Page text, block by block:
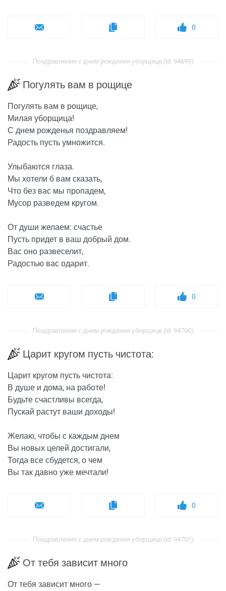
0
Поздравления с днем рождения уборщице (id: 94699)
Погулять вам в рощице
Погулять вам в рощице,
Милая уборщица!
С днем рожденья поздравляем!
Радость пусть умножится.
Улыбаются глаза.
Мы хотели б вам сказать,
Что без вас мы пропадем,
Мусор разведем кругом.
От души желаем: счастье
Пусть придет в ваш добрый дом.
Вас оно развеселит,
Радостью вас одарит.
0
Поздравления с днем рождения уборщице (id: 94700)
Царит кругом пусть чистота:
Царит кругом пусть чистота:
В душе и дома, на работе!
Будьте счастливы всегда,
Пускай растут ваши доходы!
Желаю, чтобы с каждым днем
Вы новых целей достигали,
Тогда все сбудется, о чем
Вы так давно уже мечтали!
0
Поздравления с днем рождения уборщице (id: 94701)
От тебя зависит много
От тебя зависит много —